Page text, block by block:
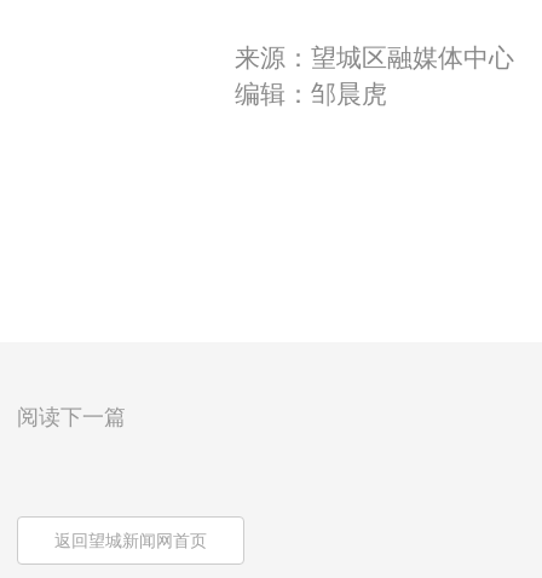
来源：望城区融媒体中心
编辑：邹晨虎
阅读下一篇
返回望城新闻网首页